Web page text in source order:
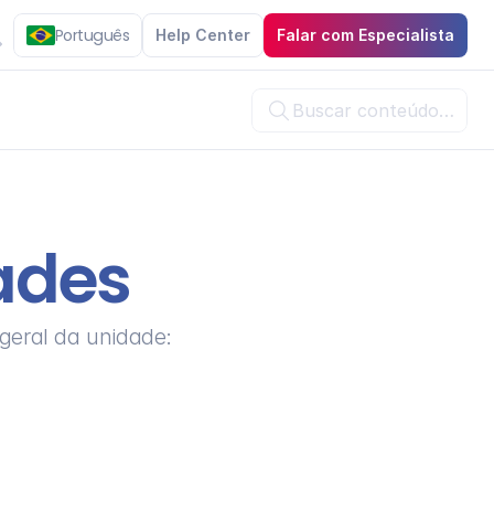
Português Help Center Falar com Especialista
 Buscar conteúdo…
da unidade: